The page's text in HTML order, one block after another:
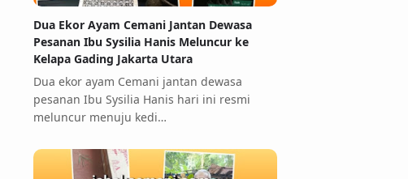
Dua Ekor Ayam Cemani Jantan Dewasa
Pesanan Ibu Sysilia Hanis Meluncur ke
Kelapa Gading Jakarta Utara
Dua ekor ayam Cemani jantan dewasa
pesanan Ibu Sysilia Hanis hari ini resmi
meluncur menuju kedi…